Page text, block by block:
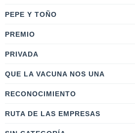
PEPE Y TOÑO
PREMIO
PRIVADA
QUE LA VACUNA NOS UNA
RECONOCIMIENTO
RUTA DE LAS EMPRESAS